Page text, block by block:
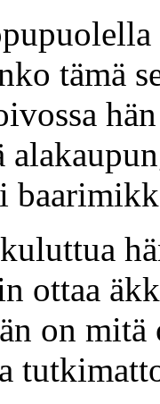
tämä
ottaa
on